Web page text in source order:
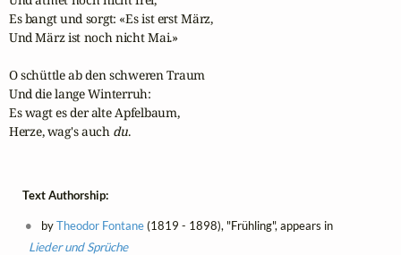
Es bangt und sorgt: «Es ist erst März,
Und März ist noch nicht Mai.»
O schüttle ab den schweren Traum
Und die lange Winterruh:
Es wagt es der alte Apfelbaum,
Herze, wag's auch du.
Text Authorship:
byTheodor Fontane(1819 - 1898), "Frühling", appears in
Lieder und Sprüche